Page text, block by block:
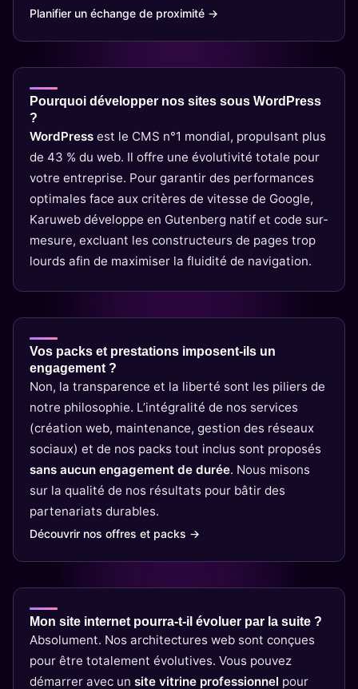
Planifier un échange de proximité →
Pourquoi développer nos sites sous WordPress
?
WordPress est le CMS n°1 mondial, propulsant plus
de 43 % du web. Il offre une évolutivité totale pour
votre entreprise. Pour garantir des performances
optimales face aux critères de vitesse de Google,
Karuweb développe en Gutenberg natif et code sur-
mesure, excluant les constructeurs de pages trop
lourds afin de maximiser la fluidité de navigation.
Vos packs et prestations imposent-ils un
engagement ?
Non, la transparence et la liberté sont les piliers de
notre philosophie. L’intégralité de nos services
(création web, maintenance, gestion des réseaux
sociaux) et de nos packs tout inclus sont proposés
sans aucun engagement de durée. Nous misons
sur la qualité de nos résultats pour bâtir des
partenariats durables.
Découvrir nos offres et packs →
Mon site internet pourra-t-il évoluer par la suite ?
Absolument. Nos architectures web sont conçues
pour être totalement évolutives. Vous pouvez
démarrer avec un site vitrine professionnel pour